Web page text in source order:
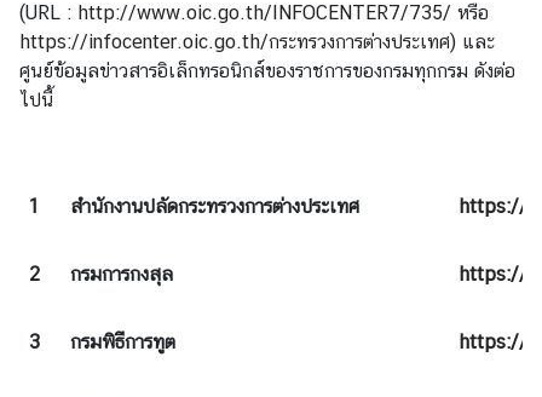
ท
ศ
(URL : http://www.oic.go.th/INFOCENTER7/735/ หรือ
https://infocenter.oic.go.th/กระทรวงการต่างประเทศ) และ
ศูนย์ข้อมูลข่าวสารอิเล็กทรอนิกส์ของราชการของกรมทุกกรม ดังต่อ
ไปนี้
1 สำนักงานปลัดกระทรวงการต่างประเทศ https://
2 กรมการกงสุล https://
3 กรมพิธีการทูต https://